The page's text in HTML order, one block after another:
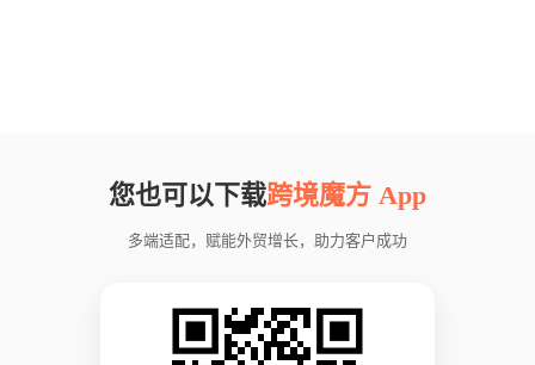
您也可以下载跨境魔方 App
多端适配，赋能外贸增长，助力客户成功